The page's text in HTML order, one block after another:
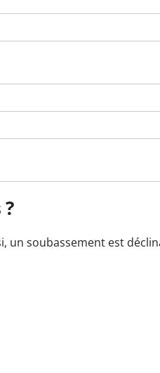
un soubassement est